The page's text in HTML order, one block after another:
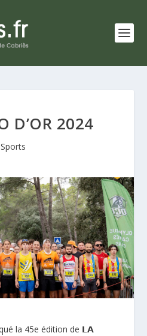
D’OR 2024
Sports
la 45e édition de 𝗟𝗔